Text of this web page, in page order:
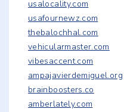
usalocality.com
usafournewz.com
thebalochhal.com
vehicularmaster.com
vibesaccent.com
ampajavierdemiguel.org
brainboosters.co
amberlately.com